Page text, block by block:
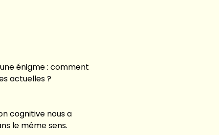
énigme : comment
actuelles ?
cognitive nous a
le même sens.